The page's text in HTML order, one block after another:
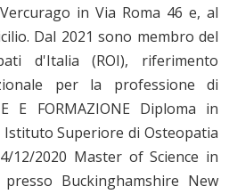
in Via Roma 46 e, al
Dal 2021 sono membro del
d'Italia (ROI), riferimento
per la professione di
E FORMAZIONE Diploma in
Superiore di Osteopatia
12/2020 Master of Science in
Buckinghamshire New